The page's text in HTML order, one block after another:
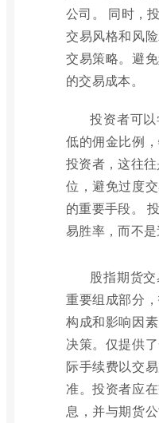
公司。 同时，
交易风格和风
交易策略。避
的交易成本。
投资者可
低的佣金比例
投资者，这往
位，避免过度
的重要手段。
易胜率，而不是
股指期货
重要组成部分
构成和影响因
决策。仅提供
际手续费以交
准。投资者应
息，并与期货